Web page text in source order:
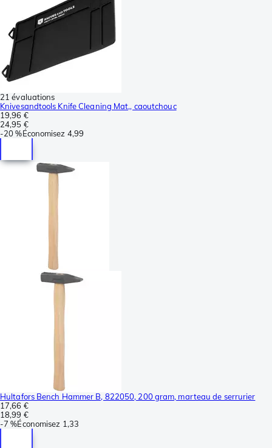
21 évaluations
Knivesandtools Knife Cleaning Mat,, caoutchouc
19,96 €
24,95 €
-20 %Économisez 4,99
Hultafors Bench Hammer B, 822050, 200 gram, marteau de serrurier
17,66 €
18,99 €
-7 %Économisez 1,33